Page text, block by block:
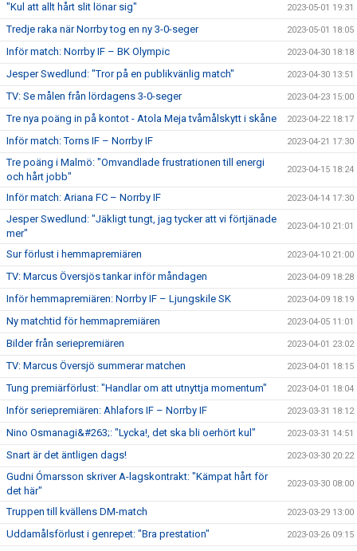
"Kul att allt hårt slit lönar sig" 2023-05-01 19:31
Tredje raka när Norrby tog en ny 3-0-seger 2023-05-01 18:05
Inför match: Norrby IF – BK Olympic 2023-04-30 18:18
Jesper Swedlund: "Tror på en publikvänlig match" 2023-04-30 13:51
TV: Se målen från lördagens 3-0-seger 2023-04-23 15:00
Tre nya poäng in på kontot - Atola Meja tvåmålskytt i skåne 2023-04-22 18:17
Inför match: Torns IF – Norrby IF 2023-04-21 17:30
Tre poäng i Malmö: "Omvandlade frustrationen till energi
och hårt jobb"
2023-04-15 18:24
Inför match: Ariana FC – Norrby IF 2023-04-14 17:30
Jesper Swedlund: "Jäkligt tungt, jag tycker att vi förtjänade
mer"
2023-04-10 21:01
Sur förlust i hemmapremiären 2023-04-10 21:00
TV: Marcus Översjös tankar inför måndagen 2023-04-09 18:28
Inför hemmapremiären: Norrby IF – Ljungskile SK 2023-04-09 18:19
Ny matchtid för hemmapremiären 2023-04-05 11:01
Bilder från seriepremiären 2023-04-01 23:02
TV: Marcus Översjö summerar matchen 2023-04-01 18:15
Tung premiärförlust: "Handlar om att utnyttja momentum" 2023-04-01 18:04
Inför seriepremiären: Ahlafors IF – Norrby IF 2023-03-31 18:12
Nino Osmanagi&#263;: "Lycka!, det ska bli oerhört kul" 2023-03-31 14:51
Snart är det äntligen dags! 2023-03-30 20:22
Gudni Ómarsson skriver A-lagskontrakt: "Kämpat hårt för
det här"
2023-03-30 08:00
Truppen till kvällens DM-match 2023-03-29 13:00
Uddamålsförlust i genrepet: "Bra prestation" 2023-03-26 09:15